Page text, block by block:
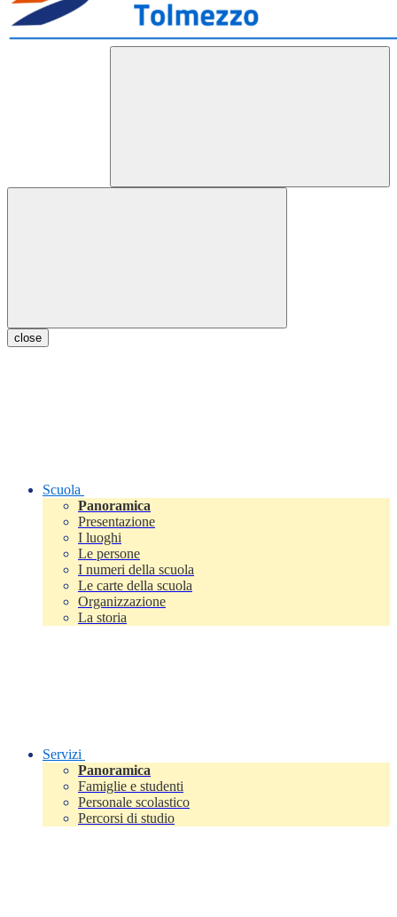
close
Scuola
Panoramica
Presentazione
I luoghi
Le persone
I numeri della scuola
Le carte della scuola
Organizzazione
La storia
Servizi
Panoramica
Famiglie e studenti
Personale scolastico
Percorsi di studio